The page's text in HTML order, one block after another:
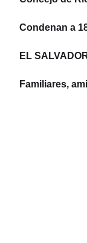
Condenan a
EL
Familiares,